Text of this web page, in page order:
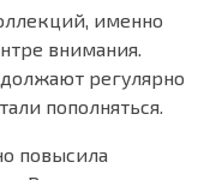
именно
внимания.
регулярно
пополняться.
повысила